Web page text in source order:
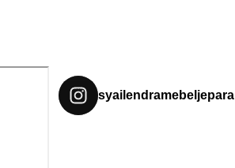
syailendramebeljepara